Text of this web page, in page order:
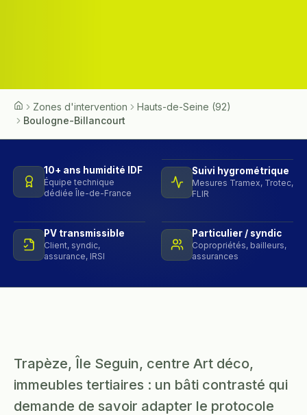
AccueilZones d'intervention
Hauts-de-Seine (92)
Boulogne-Billancourt
10+ ans humidité IDF
Équipe technique
dédiée Île-de-France
Suivi hygrométrique
Mesures Tramex, Trotec,
FLIR
PV transmissible
Client, syndic,
assurance, IRSI
Particulier / syndic
Copropriétés, bailleurs,
assurances
Trapèze, Île Seguin, centre Art déco,
immeubles tertiaires : un bâti contrasté qui
demande de savoir adapter le protocole